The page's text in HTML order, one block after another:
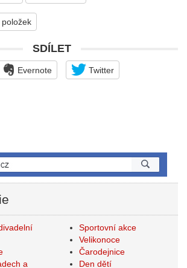
SDÍLET
Evernote Twitter
a
Sportovní akce
Velikonoce
Čarodejnice
Den dětí